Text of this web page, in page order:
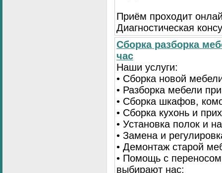
Приём проходит
Диагностическая
Сборка разборка
час
Наши услуги:
• Сборка новой
• Разборка мебели
• Сборка шкафов,
• Сборка кухонь и
• Установка полок и
• Замена и
• Демонтаж старой
• Помощь с
выбирают нас: